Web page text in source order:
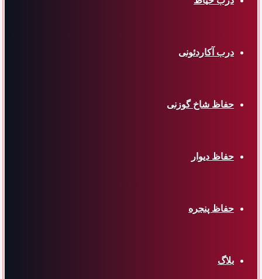
درب آکاردئونی
حفاظ شاخ گوزنی
حفاظ دیوار
حفاظ پنجره
بلاگ